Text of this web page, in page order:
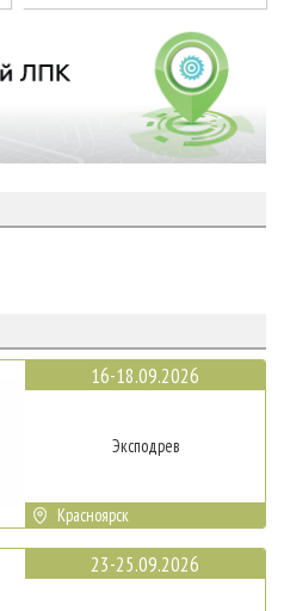
16-18.09.2026
Эксподрев
Красноярск
23-25.09.2026